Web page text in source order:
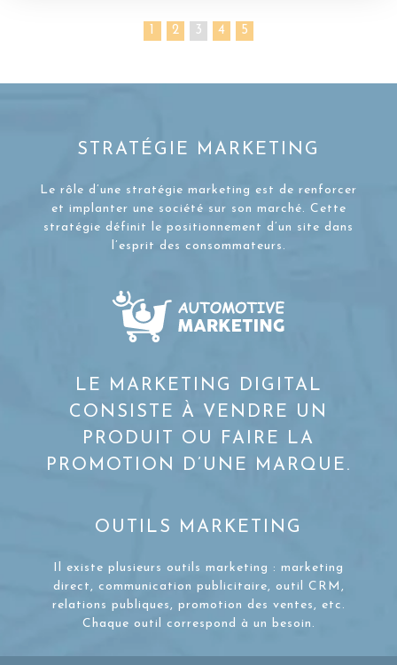
2 3 4 5
STRATÉGIE MARKETING
Le rôle d’une stratégie marketing est de renforcer
et implanter une société sur son marché. Cette
stratégie définit le positionnement d’un site dans
l’esprit des consommateurs.
LE MARKETING DIGITAL
CONSISTE À VENDRE UN
PRODUIT OU FAIRE LA
PROMOTION D’UNE MARQUE.
OUTILS MARKETING
Il existe plusieurs outils marketing : marketing
direct, communication publicitaire, outil CRM,
relations publiques, promotion des ventes, etc.
Chaque outil correspond à un besoin.